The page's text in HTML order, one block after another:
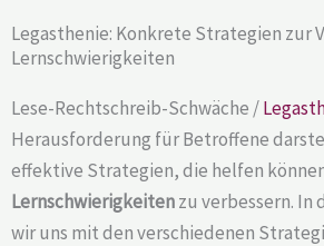
Legasthenie: Konkrete Strategien zur
Lernschwierigkeiten
Lese-Rechtschreib-Schwäche /
Herausforderung für Betroffene
effektive Strategien, die helfen
Lernschwierigkeitenzu verbessern. In
wir uns mit den verschiedenen